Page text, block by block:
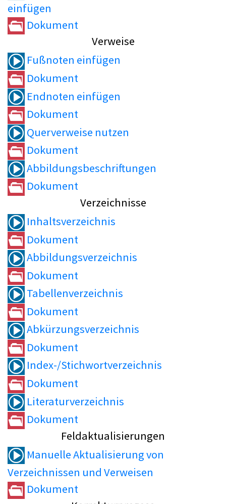
einfügen
Dokument
Verweise
Fußnoten einfügen
Dokument
Endnoten einfügen
Dokument
Querverweise nutzen
Dokument
Abbildungsbeschriftungen
Dokument
Verzeichnisse
Inhaltsverzeichnis
Dokument
Abbildungsverzeichnis
Dokument
Tabellenverzeichnis
Dokument
Abkürzungsverzeichnis
Dokument
Index-/Stichwortverzeichnis
Dokument
Literaturverzeichnis
Dokument
Feldaktualisierungen
Manuelle Aktualisierung von
Verzeichnissen und Verweisen
Dokument